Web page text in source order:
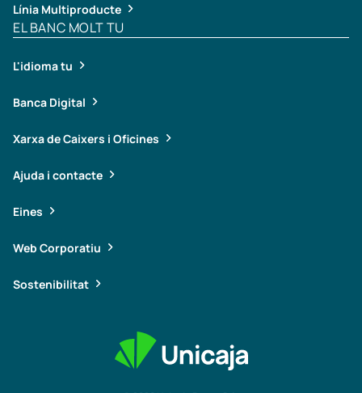
Línia Multiproducte
EL BANC MOLT TU
L'idioma tu
Banca Digital
Xarxa de Caixers i Oficines
Ajuda i contacte
Eines
Web Corporatiu
Sostenibilitat